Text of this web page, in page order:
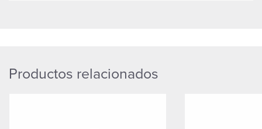
Productos relacionados